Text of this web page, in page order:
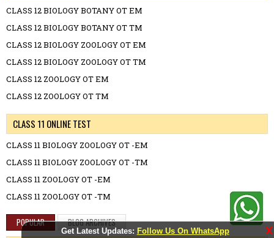
Get Latest Updates: Follow Us On WhatsApp X
CLASS 12 BIOLOGY BOTANY OT EM
CLASS 12 BIOLOGY BOTANY OT TM
CLASS 12 BIOLOGY ZOOLOGY OT EM
CLASS 12 BIOLOGY ZOOLOGY OT TM
CLASS 12 ZOOLOGY OT EM
CLASS 12 ZOOLOGY OT TM
CLASS 11 ONLINE TEST
CLASS 11 BIOLOGY ZOOLOGY OT -EM
CLASS 11 BIOLOGY ZOOLOGY OT -TM
CLASS 11 ZOOLOGY OT -EM
CLASS 11 ZOOLOGY OT -TM
POPULAR BLOG ARCHIVES